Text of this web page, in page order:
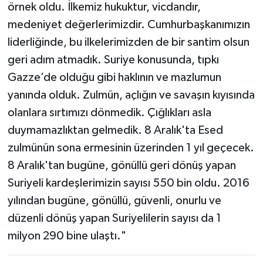
örnek oldu. İlkemiz hukuktur, vicdandır,
medeniyet değerlerimizdir. Cumhurbaşkanımızın
liderliğinde, bu ilkelerimizden de bir santim olsun
geri adım atmadık. Suriye konusunda, tıpkı
Gazze’de olduğu gibi haklının ve mazlumun
yanında olduk. Zulmün, açlığın ve savaşın kıyısında
olanlara sırtımızı dönmedik. Çığlıkları asla
duymamazlıktan gelmedik. 8 Aralık'ta Esed
zulmünün sona ermesinin üzerinden 1 yıl geçecek.
8 Aralık'tan bugüne, gönüllü geri dönüş yapan
Suriyeli kardeşlerimizin sayısı 550 bin oldu. 2016
yılından bugüne, gönüllü, güvenli, onurlu ve
düzenli dönüş yapan Suriyelilerin sayısı da 1
milyon 290 bine ulaştı."